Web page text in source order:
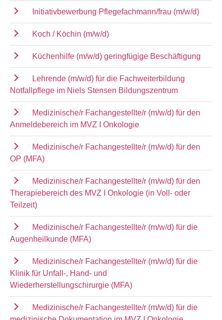
Initiativbewerbung Pflegefachmann/frau (m/w/d)
Koch / Köchin (m/w/d)
Küchenhilfe (m/w/d) geringfügige Beschäftigung
Lehrende (m/w/d) für die Fachweiterbildung
Notfallpflege im Niels Stensen Bildungszentrum
Medizinische/r Fachangestellte/r (m/w/d) für den
Anmeldebereich im MVZ I Onkologie
Medizinische/r Fachangestellte/r (m/w/d) für den
OP (MFA)
Medizinische/r Fachangestellte/r (m/w/d) für den
Therapiebereich des MVZ I Onkologie (in Voll- oder
Teilzeit)
Medizinische/r Fachangestellte/r (m/w/d) für die
Augenheilkunde (MFA)
Medizinische/r Fachangestellte/r (m/w/d) für die
Klinik für Unfall-, Hand- und
Wiederherstellungschirurgie (MFA)
Medizinische/r Fachangestellte/r (m/w/d) für die